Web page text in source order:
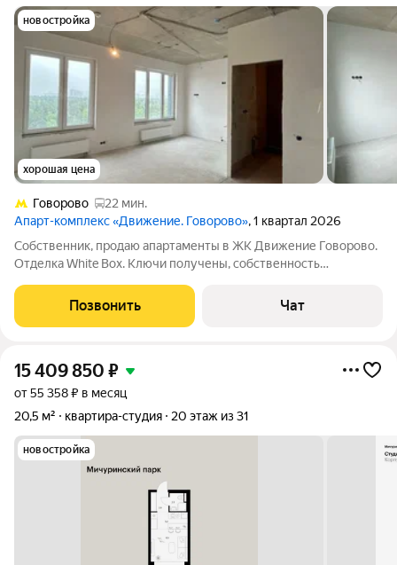
новостройка
хорошая цена
Говорово
22 мин.
Апарт-комплекс «Движение. Говорово», 1 квартал 2026
Собственник, продаю апартаменты в ЖК Движение Говорово.
Отделка White Box. Ключи получены, собственность
на юго-западе Москвы, в Новомосковском административном
округе, в 300 м от МКАД
Позвонить Чат
15 409 850 ₽
от 55 358 ₽ в месяц
20,5 м²
квартира-студия 20 этаж из 31
новостройка